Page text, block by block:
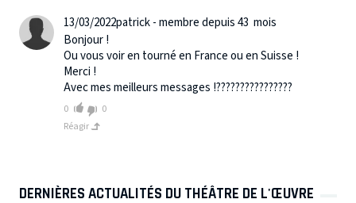
13/03/2022patrick - membre depuis 43 mois
Bonjour !
Ou vous voir en tourné en France ou en Suisse !
Merci !
Avec mes meilleurs messages !????????????????
0
0
Réagir
DERNIÈRES ACTUALITÉS DU THÉÂTRE DE L'ŒUVRE